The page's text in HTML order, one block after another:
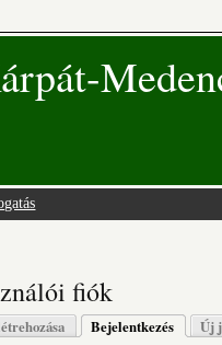
hely
fiók
fülekBejelentkezés (aktív
Új